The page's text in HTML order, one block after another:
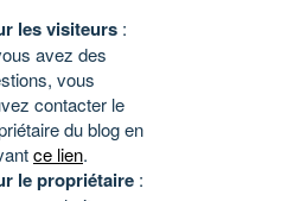
les visiteurs :
avez des
vous
contacter le
du blog en
ce lien.
le propriétaire :